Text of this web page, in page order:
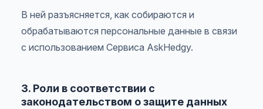
В ней разъясняется, как собираются и
обрабатываются персональные данные в связи
с использованием Сервиса AskHedgy.
3. Роли в соответствии с
законодательством о защите данных